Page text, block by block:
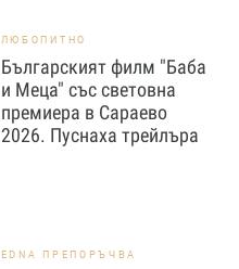
ЛЮБОПИТНО
Българският филм "Баба
и Меца" със световна
премиера в Сараево
2026. Пуснаха трейлъра
EDNA ПРЕПОРЪЧВА